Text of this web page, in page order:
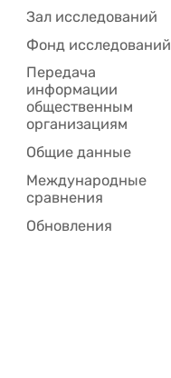
Зал исследований
Фонд исследований
Передача
информации
общественным
организациям
Общие данные
Международные
сравнения
Обновления